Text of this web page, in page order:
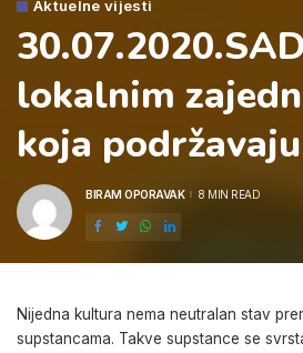
Aktuelne vijesti
lokalnim
koja
POSTED
BIRAM OPORAVAK 8 MIN READ
Nijedna kultura nema neutralan stav
supstancama. Takve supstance se